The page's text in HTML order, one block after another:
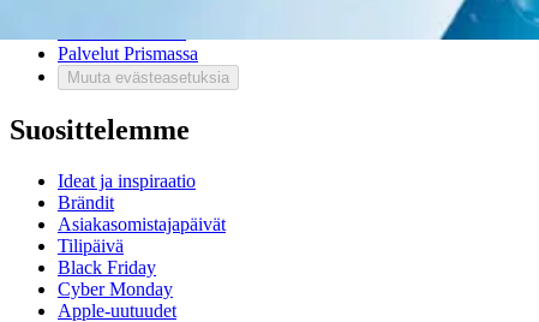
Palvelut Prismassa
Muuta evästeasetuksia
Suosittelemme
Ideat ja inspiraatio
Brändit
Asiakasomistajapäivät
Tilipäivä
Black Friday
Cyber Monday
Apple-uutuudet